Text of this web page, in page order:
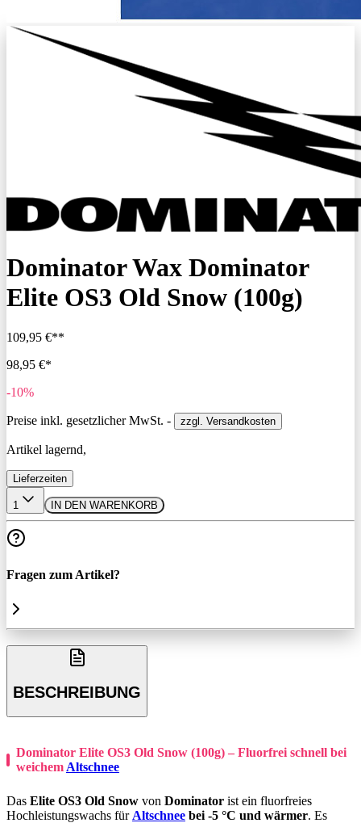
Dominator Wax Dominator
Elite OS3 Old Snow (100g)
109,95 €**
98,95 €*
-10%
Preise inkl. gesetzlicher MwSt. - zzgl. Versandkosten
Artikel lagernd,
Lieferzeiten
1 IN DEN WARENKORB
Fragen zum Artikel?
BESCHREIBUNG
Dominator Elite OS3 Old Snow (100g) – Fluorfrei schnell bei
weichem Altschnee
Das Elite OS3 Old Snow von Dominator ist ein fluorfreies
Hochleistungswachs für Altschnee bei -5 °C und wärmer. Es